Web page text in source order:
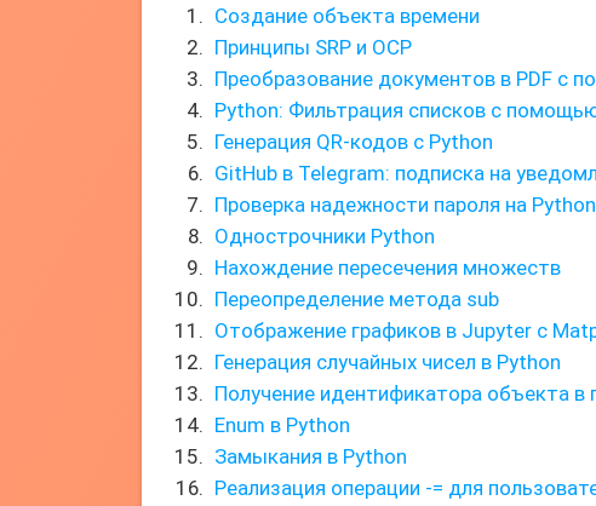
Создание объекта времени
Принципы SRP и OCP
Преобразование документов в PDF с
Python: Фильтрация списков с
Генерация QR-кодов с Python
GitHub в Telegram: подписка на
Проверка надежности пароля на Python
Однострочники Python
Нахождение пересечения множеств
Переопределение метода sub
Отображение графиков в Jupyter с
Генерация случайных чисел в Python
Получение идентификатора объекта в
Enum в Python
Замыкания в Python
Реализация операции -= для